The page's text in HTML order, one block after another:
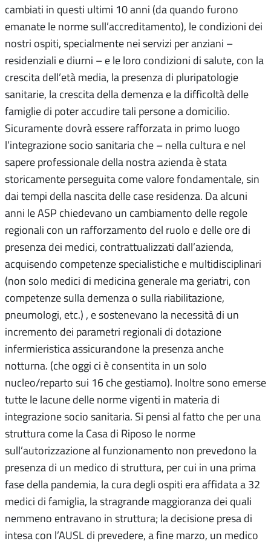
cambiati in questi ultimi 10 anni (da quando furono
emanate le norme sull’accreditamento), le condizioni dei
nostri ospiti, specialmente nei servizi per anziani –
residenziali e diurni – e le loro condizioni di salute, con la
crescita dell’età media, la presenza di pluripatologie
sanitarie, la crescita della demenza e la difficoltà delle
famiglie di poter accudire tali persone a domicilio.
Sicuramente dovrà essere rafforzata in primo luogo
l’integrazione socio sanitaria che – nella cultura e nel
sapere professionale della nostra azienda è stata
storicamente perseguita come valore fondamentale, sin
dai tempi della nascita delle case residenza. Da alcuni
anni le ASP chiedevano un cambiamento delle regole
regionali con un rafforzamento del ruolo e delle ore di
presenza dei medici, contrattualizzati dall’azienda,
acquisendo competenze specialistiche e multidisciplinari
(non solo medici di medicina generale ma geriatri, con
competenze sulla demenza o sulla riabilitazione,
pneumologi, etc.) , e sostenevano la necessità di un
incremento dei parametri regionali di dotazione
infermieristica assicurandone la presenza anche
notturna. (che oggi ci è consentita in un solo
nucleo/reparto sui 16 che gestiamo). Inoltre sono emerse
tutte le lacune delle norme vigenti in materia di
integrazione socio sanitaria. Si pensi al fatto che per una
struttura come la Casa di Riposo le norme
sull’autorizzazione al funzionamento non prevedono la
presenza di un medico di struttura, per cui in una prima
fase della pandemia, la cura degli ospiti era affidata a 32
medici di famiglia, la stragrande maggioranza dei quali
nemmeno entravano in struttura; la decisione presa di
intesa con l’AUSL di prevedere, a fine marzo, un medico